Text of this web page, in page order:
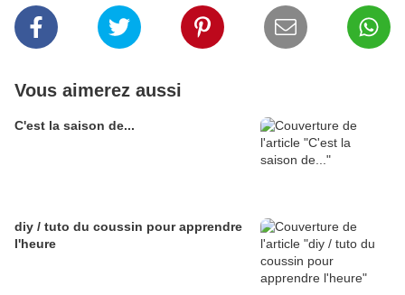
Vous aimerez aussi
C'est la saison de...
diy / tuto du coussin pour apprendre
l'heure